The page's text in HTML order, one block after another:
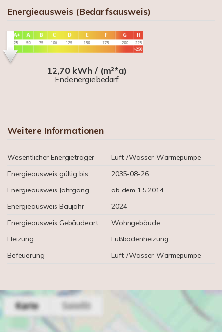
Energieausweis (Bedarfsausweis)
12,70 kWh / (m²*a)
Endenergiebedarf
Weitere Informationen
Wesentlicher Energieträger
Luft-/Wasser-Wärmepumpe
Energieausweis gültig bis
2035-08-26
Energieausweis Jahrgang
ab dem 1.5.2014
Energieausweis Baujahr
2024
Energieausweis Gebäudeart
Wohngebäude
Heizung
Fußbodenheizung
Befeuerung
Luft-/Wasser-Wärmepumpe